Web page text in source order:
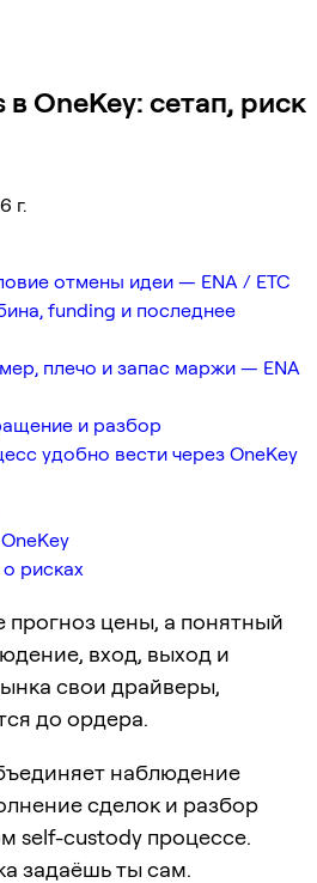
в OneKey: сетап, риск
г.
отмены идеи — ENA / ETC
funding и последнее
плечо и запас маржи — ENA
и разбор
удобно вести через OneKey
рисках
прогноз цены, а понятный
вход, выход и
свои драйверы,
до ордера.
наблюдение
сделок и разбор
self-custody процессе.
задаёшь ты сам.